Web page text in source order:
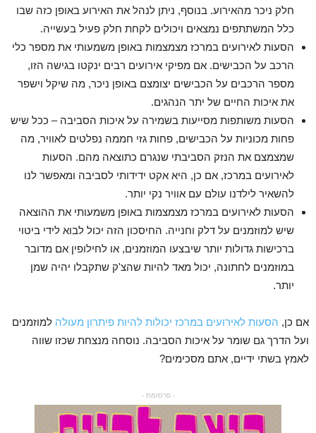
חלק ניכר מהאירוע. בנוסף, ניתן לנהל את האירוע באופן כזה שבו
כלל המשתתפים נמצאים ויכולים לקחת חלק פעיל בעשייה.
הסעות לאירועים במרכז מצמצמות באופן משמעותי את מספר כלי
הרכב על הכבישים. אם מפיקי אירועים רבים ינקטו בגישה הזו,
מספר הרכבים על הכבישים יצומצם באופן ניכר, מה שיקל וישפר
את איכות החיים של יתר הנהגים.
הסעות משותפות מסייעות בשמירה על איכות הסביבה – ככל שיש
פחות מכוניות על הכבישים, פחות גזי חממה נפלטים לאוויר, מה
שמצמצם את הנזק הסביבתי שנגרם כתוצאה מהם. הסעות
לאירועים במרכז, אם כן, היא אקט ידידותי לסביבה ומאפשר לנו
להשאיר לילדנו עולם עם אוויר נקי יותר.
הסעות לאירועים במרכז מצמצמות באופן משמעותי את ההוצאה
שיש למוזמנים על דלק וחנייה. החיסכון הזה יכול לבוא לידי ביטוי
ברכישות גדולות יותר שיבצעו המוזמנים, או לחילופין אם מדובר
במוזמנים לחתונה, יכול מאד להיות שהצ'ק שתקבלו יהיה שמן
יותר.
אם כן, הסעות לאירועים במרכז יכולות להיות פיתרון מעולה למוזמנים
ועל הדרך גם שומר על איכות הסביבה. נוסחה מנצחת שכזו שווה
לאמץ בשתי ידיים, אתם מסכימים?
- פרסומת -